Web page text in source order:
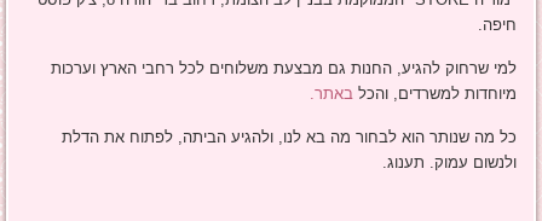
חיפה.
למי שרחוק להגיע, החנות גם מבצעת משלוחים לכל רחבי הארץ וערכות
מיוחדות למשרדים, והכל באתר.
כל מה שנותר הוא לבחור מה בא לנו, ולהגיע הביתה, לפתוח את הדלת
ולנשום עמוק. תענוג.